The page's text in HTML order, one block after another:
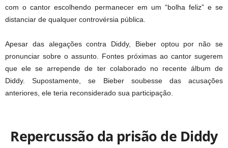
com o cantor escolhendo permanecer em um “bolha feliz” e se
distanciar de qualquer controvérsia pública.
Apesar das alegações contra Diddy, Bieber optou por não se
pronunciar sobre o assunto. Fontes próximas ao cantor sugerem
que ele se arrepende de ter colaborado no recente álbum de
Diddy. Supostamente, se Bieber soubesse das acusações
anteriores, ele teria reconsiderado sua participação.
Repercussão da prisão de Diddy